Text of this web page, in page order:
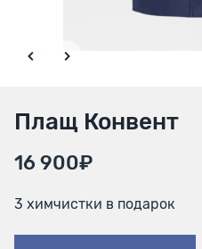
Плащ Конвент
16 900₽
3 химчистки в подарок